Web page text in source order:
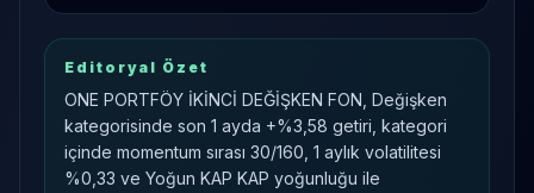
Editoryal Özet
ONE PORTFÖY İKİNCİ DEĞİŞKEN FON, Değişken
kategorisinde son 1 ayda +%3,58 getiri, kategori
içinde momentum sırası 30/160, 1 aylık volatilitesi
%0,33 ve Yoğun KAP KAP yoğunluğu ile